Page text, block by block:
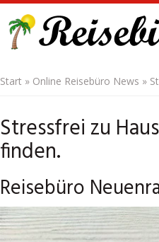
Start » Online Reisebüro News »
Stressfrei zu
finden.
Reisebüro